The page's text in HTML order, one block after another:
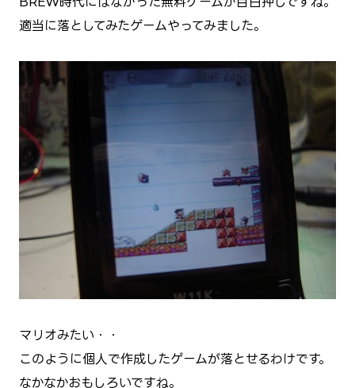
適当に落としてみたゲームやってみました。
マリオみたい・・
このように個人で作成したゲームが落とせるわけです。
なかなかおもしろいですね。